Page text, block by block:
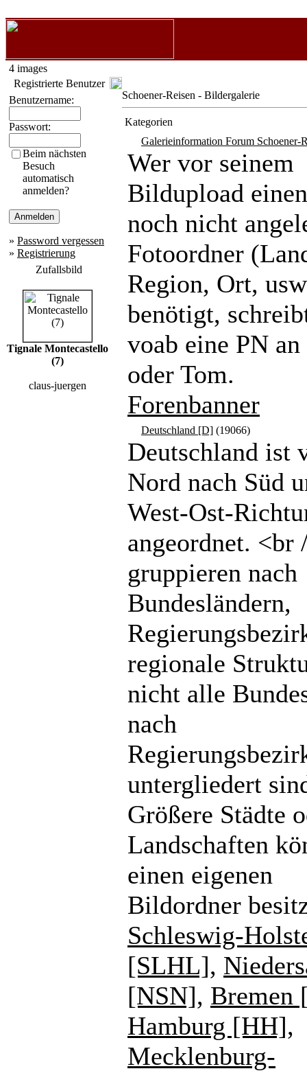
4 images
Registrierte Benutzer
Benutzername:
Passwort:
Beim nächsten
Besuch
automatisch
anmelden?
» Password vergessen
» Registrierung
Zufallsbild
Tignale Montecastello
(7)
claus-juergen
Schoener-Reisen - Bildergalerie
Kategorien
Galerieinformation Forum Schoener-
Wer vor seinem
Bildupload
noch nicht
Fotoordner
Region, Ort,
benötigt,
voab eine PN
oder Tom.
Forenbanner
Deutschland [D] (19066)
Deutschland ist
Nord nach Süd
West-Ost-
angeordnet. <br
gruppieren nach
Bundesländern,
regionale
nicht alle
nach
untergliedert
Größere Städte
Landschaften
einen eigenen
Bildordner
Schleswig-
[SLHL],
[NSN], Bremen
Hamburg [HH],
Mecklenburg-